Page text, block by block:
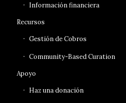
Información financiera
Recursos
Gestión de Cobros
Community-Based Curation
Apoyo
Haz una donación